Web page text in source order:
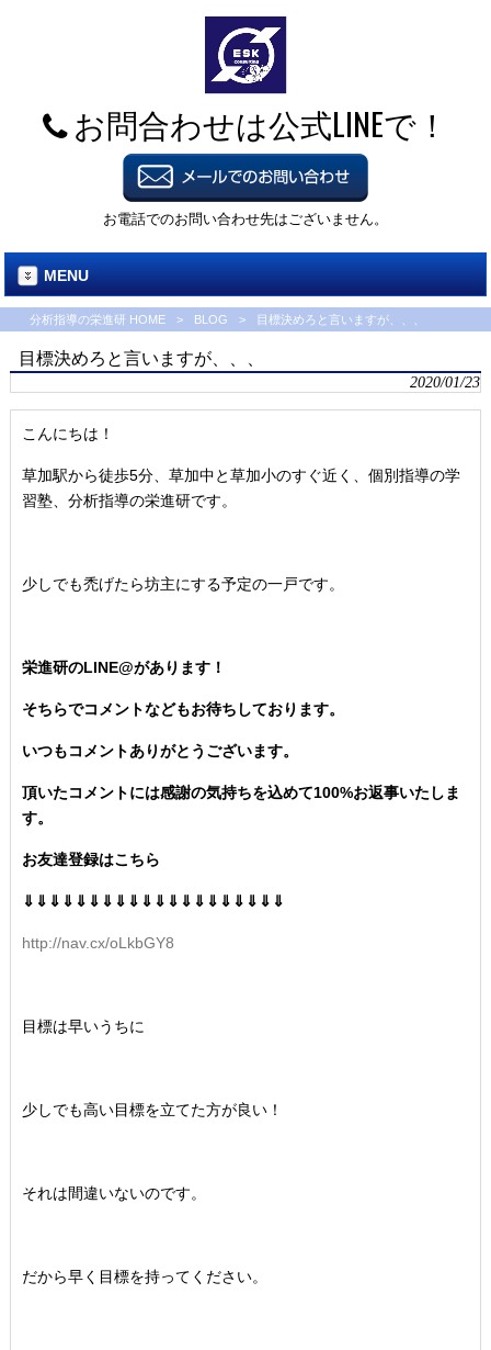
お問合わせは公式LINEで！
お電話でのお問い合わせ先はございません。
MENU
分析指導の栄進研 HOME > BLOG > 目標決めろと言いますが、、、
目標決めろと言いますが、、、
2020/01/23
こんにちは！
草加駅から徒歩5分、草加中と草加小のすぐ近く、個別指導の学
習塾、分析指導の栄進研です。
少しでも禿げたら坊主にする予定の一戸です。
栄進研のLINE@があります！
そちらでコメントなどもお待ちしております。
いつもコメントありがとうございます。
頂いたコメントには感謝の気持ちを込めて100%お返事いたしま
す。
お友達登録はこちら
⇓⇓⇓⇓⇓⇓⇓⇓⇓⇓⇓⇓⇓⇓⇓⇓⇓⇓⇓⇓
http://nav.cx/oLkbGY8
目標は早いうちに
少しでも高い目標を立てた方が良い！
それは間違いないのです。
だから早く目標を持ってください。